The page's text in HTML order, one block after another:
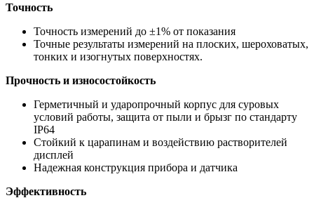
Точность
Точность измерений до ±1% от показания
Точные результаты измерений на плоских, шероховатых,
тонких и изогнутых поверхностях.
Прочность и износостойкость
Герметичный и ударопрочный корпус для суровых
условий работы, защита от пыли и брызг по стандарту
IP64
Стойкий к царапинам и воздействию растворителей
дисплей
Надежная конструкция прибора и датчика
Эффективность